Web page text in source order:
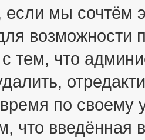
если мы
возможности
с тем, что
по своему
что